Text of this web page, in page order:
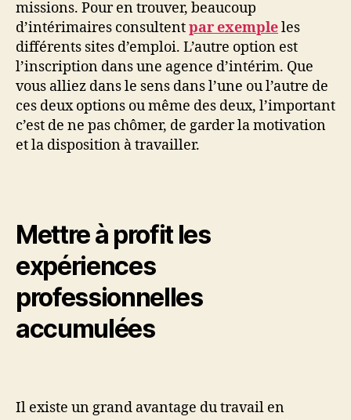
missions. Pour en trouver, beaucoup
d’intérimaires consultentpar exempleles
différents sites d’emploi. L’autre option est
l’inscription dans une agence d’intérim. Que
vous alliez dans le sens dans l’une ou l’autre de
ces deux options ou même des deux, l’important
c’est de ne pas chômer, de garder la motivation
et la disposition à travailler.
Mettre à profit les
expériences
professionnelles
accumulées
Il existe un grand avantage du travail en